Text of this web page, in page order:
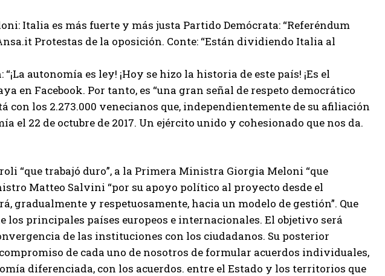
Italia es más fuerte y más justa Partido Demócrata: “Referéndum
Protestas de la oposición. Conte: “Están dividiendo Italia al
“¡La autonomía es ley! ¡Hoy se hizo la historia de este país! ¡Es el
en Facebook. Por tanto, es “una gran señal de respeto democrático
con los 2.273.000 venecianos que, independientemente de su afiliación
el 22 de octubre de 2017. Un ejército unido y cohesionado que nos da.
“que trabajó duro”, a la Primera Ministra Giorgia Meloni “que
Matteo Salvini “por su apoyo político al proyecto desde el
gradualmente y respetuosamente, hacia un modelo de gestión”. Que
los principales países europeos e internacionales. El objetivo será
de las instituciones con los ciudadanos. Su posterior
de cada uno de nosotros de formular acuerdos individuales,
diferenciada, con los acuerdos. entre el Estado y los territorios que